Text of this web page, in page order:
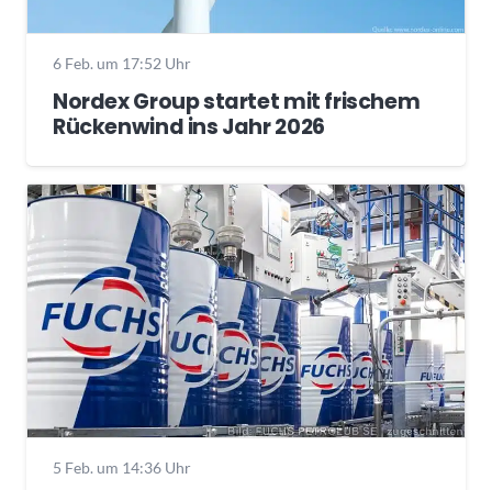
6 Feb. um 17:52 Uhr
Nordex Group startet mit frischem
Rückenwind ins Jahr 2026
5 Feb. um 14:36 Uhr